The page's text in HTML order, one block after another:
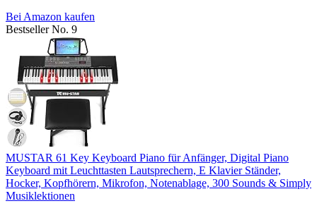
Bei Amazon kaufen
Bestseller No. 9
MUSTAR 61 Key Keyboard Piano für Anfänger, Digital Piano
Keyboard mit Leuchttasten Lautsprechern, E Klavier Ständer,
Hocker, Kopfhörern, Mikrofon, Notenablage, 300 Sounds & Simply
Musiklektionen